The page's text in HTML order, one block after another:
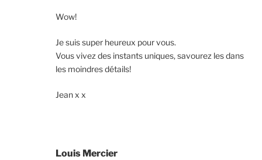
Wow!
Je suis super heureux pour vous.
Vous vivez des instants uniques, savourez les dans
les moindres détails!
Jean x x
Louis Mercier